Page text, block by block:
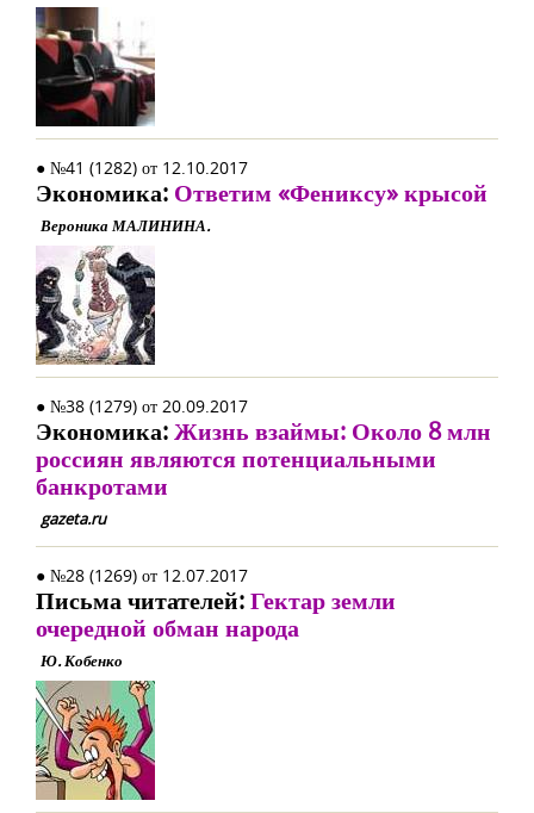
● №41 (1282) от 12.10.2017
Экономика: Ответим «Фениксу» крысой
Вероника МАЛИНИНА.
● №38 (1279) от 20.09.2017
Экономика:Жизнь взаймы: Около 8 млн
россиян являются потенциальными
банкротами
gazeta.ru
● №28 (1269) от 12.07.2017
Письма читателей:Гектар земли
очередной обман народа
Ю. Кобенко